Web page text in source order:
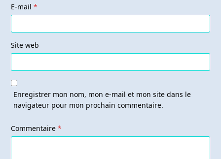
E-mail*
Site web
Enregistrer mon nom, mon e-mail et mon site dans le
navigateur pour mon prochain commentaire.
Commentaire*